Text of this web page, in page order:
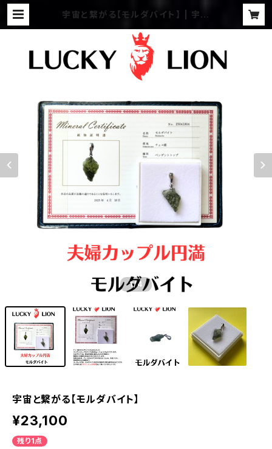
宇宙と繋がる【モルダバイト】 | 宇宙
1/4
宇宙と繋がる【モルダバイト】
¥23,100
残り1点